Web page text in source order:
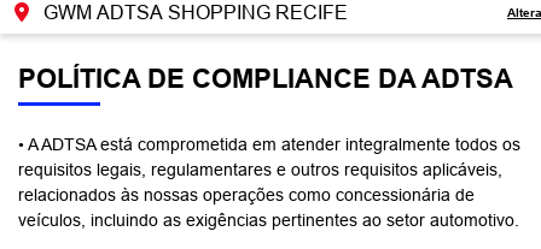
GWM ADTSA SHOPPING RECIFE
POLÍTICA DE COMPLIANCE DA ADTSA
• A ADTSA está comprometida em atender integralmente todos os
requisitos legais, regulamentares e outros requisitos aplicáveis,
relacionados às nossas operações como concessionária de
veículos, incluindo as exigências pertinentes ao setor automotivo.